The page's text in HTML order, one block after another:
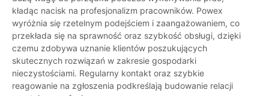
kładąc nacisk na profesjonalizm pracowników. Powex
wyróżnia się rzetelnym podejściem i zaangażowaniem, co
przekłada się na sprawność oraz szybkość obsługi, dzięki
czemu zdobywa uznanie klientów poszukujących
skutecznych rozwiązań w zakresie gospodarki
nieczystościami. Regularny kontakt oraz szybkie
reagowanie na zgłoszenia podkreślają budowanie relacji